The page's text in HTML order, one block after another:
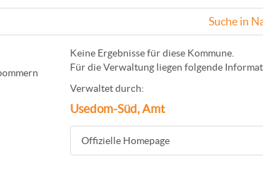
Suche in
Keine Ergebnisse für diese Kommune.
Für die Verwaltung liegen folgende
Verwaltet durch:
Usedom-Süd, Amt
Offizielle Homepage